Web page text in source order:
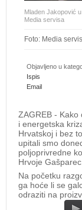
Mladen Jakopović
Media servisa
Foto: Media servis
Objavljeno u
Ispis
Email
ZAGREB - Kako
i energetska
Hrvatskoj i bez
upitali smo
poljoprivredne
Hrvoje Gašparec.
Na početku
ga hoće li se
odraziti na